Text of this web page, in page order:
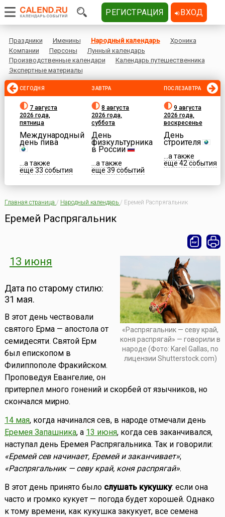
Праздники Именины Народный календарь
Хроника
Компании
Персоны
Лунный календарь
Производственные календари
Календарь путешественника
Экспертные материалы
СЕГОДНЯ
7 августа
2026 года,
пятница
Международный
день пива
...а также
еще 33 события
ЗАВТРА
8 августа
2026 года,
суббота
День
физкультурника
в России
...а также
еще 39 событий
ПОСЛЕЗАВТРА
9 августа
2026 года,
воскресенье
День
строителя
...а также
еще 42 события
Главная страница / Народный календарь / Еремей Распрягальник
Еремей Распрягальник
«Распрягальник — севу край,
коня распрягай» — говорили в
народе (Фото: Karel Gallas, по
лицензии Shutterstock.com)
13 июня
Дата по старому стилю:
31 мая.
В этот день чествовали
святого Ерма — апостола от
семидесяти. Святой Ерм
был епископом в
Филиппополе Фракийском.
Проповедуя Евангелие, он
притерпел много гонений и скорбей от язычников, но
скончался мирно.
14 мая, когда начинался сев, в народе отмечали день
Еремея Запашника, а 13 июня, когда сев заканчивался,
наступал день Еремея Распрягальника. Так и говорили:
«Еремей сев начинает, Еремей и заканчивает»;
«Распрягальник — севу край, коня распрягай».
В этот день принято было слушать кукушку: если она
часто и громко кукует — погода будет хорошей. Однако
к тому времени, как кукушка закукует, все семена
РЕГИСТРАЦИЯ ВХОД